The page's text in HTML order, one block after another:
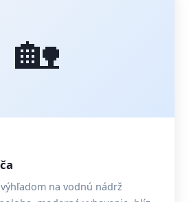
🏡
na vodnú nádrž